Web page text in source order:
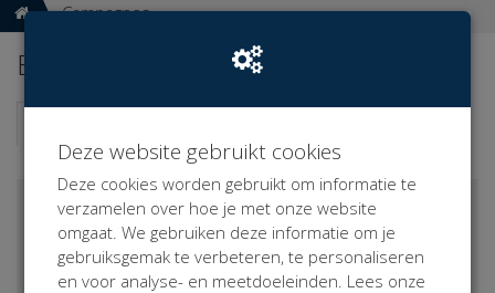
Campagnes
Bekijk alle campagnes
Sorteer op:
Deze website gebruikt cookies
Deze cookies worden gebruikt om informatie te
verzamelen over hoe je met onze website
omgaat. We gebruiken deze informatie om je
gebruiksgemak te verbeteren, te personaliseren
en voor analyse- en meetdoeleinden. Lees onze